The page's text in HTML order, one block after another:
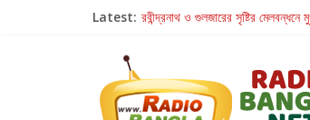
Latest: রবীন্দ্রনাথ ও গুলজারের সৃষ্টির মেলবন্ধনে
Retribution: A Thought-
হাওয়া বদলের টলিউডে ‘তুমি এলে তাই’